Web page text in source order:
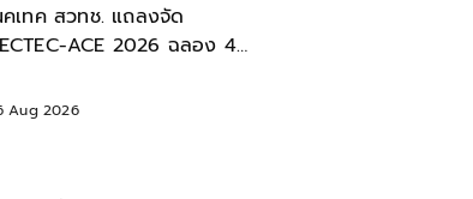
คเทค สวทช. แถลงจัด
ACE 2026 ฉลอง 40
Aug 2026